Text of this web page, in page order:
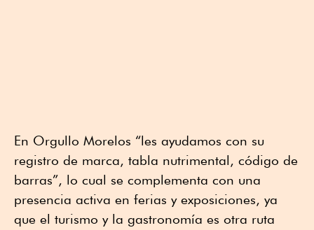
En Orgullo Morelos “les ayudamos con su
registro de marca, tabla nutrimental, código de
barras”, lo cual se complementa con una
presencia activa en ferias y exposiciones, ya
que el turismo y la gastronomía es otra ruta